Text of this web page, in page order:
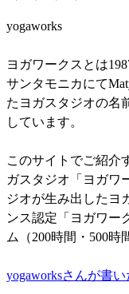
yogaworks
ヨガワークスとは
サンタモニカにて
たヨガスタジオの名
しています。
このサイトでご紹介
ガスタジオ「ヨガワ
ジオが生み出したヨ
ンス認定「ヨガワー
ム（200時間・500時
yogaworksさんが書